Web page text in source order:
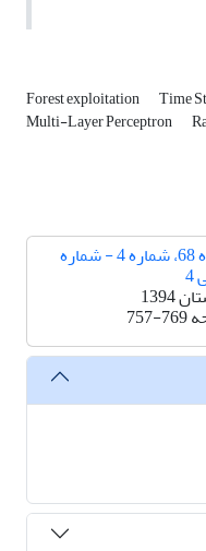
Forest exploitation Time
Multi-Layer Perceptron
دوره 68، شماره 4 - شماره
1394
757-769